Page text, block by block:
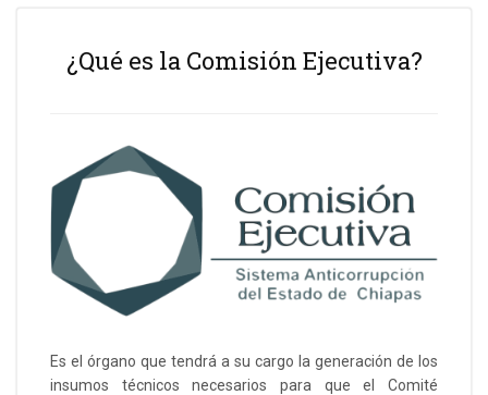
¿Qué es la Comisión Ejecutiva?
Es el órgano que tendrá a su cargo la generación de los
insumos técnicos necesarios para que el Comité